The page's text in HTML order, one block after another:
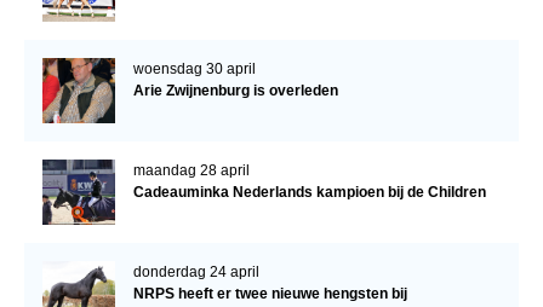
woensdag 30 april
Arie Zwijnenburg is overleden
maandag 28 april
Cadeauminka Nederlands kampioen bij de Children
donderdag 24 april
NRPS heeft er twee nieuwe hengsten bij